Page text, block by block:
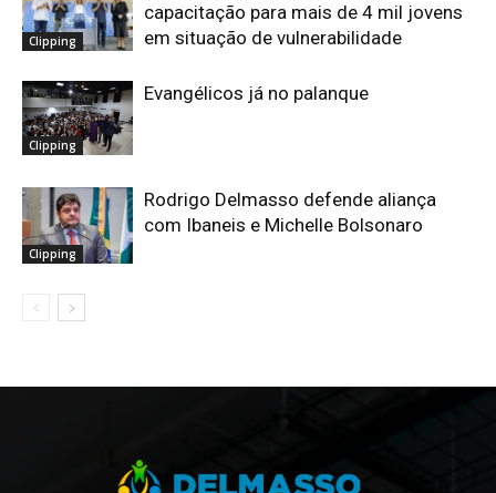
Clipping
capacitação para mais de 4 mil jovens
em situação de vulnerabilidade
Clipping
Evangélicos já no palanque
Clipping
Rodrigo Delmasso defende aliança
com Ibaneis e Michelle Bolsonaro